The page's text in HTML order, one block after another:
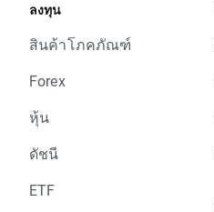
ลงทุน
สินค้าโภคภัณฑ์
Forex
หุ้น
ดัชนี
ETF